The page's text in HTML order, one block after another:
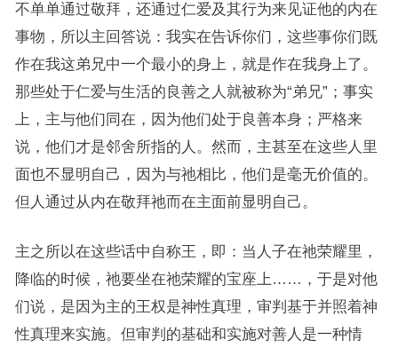
不单单通过敬拜，还通过仁爱及其行为来见证他的内在
事物，所以主回答说：我实在告诉你们，这些事你们既
作在我这弟兄中一个最小的身上，就是作在我身上了。
那些处于仁爱与生活的良善之人就被称为“弟兄”；事实
上，主与他们同在，因为他们处于良善本身；严格来
说，他们才是邻舍所指的人。然而，主甚至在这些人里
面也不显明自己，因为与祂相比，他们是毫无价值的。
但人通过从内在敬拜祂而在主面前显明自己。
主之所以在这些话中自称王，即：当人子在祂荣耀里，
降临的时候，祂要坐在祂荣耀的宝座上……，于是对他
们说，是因为主的王权是神性真理，审判基于并照着神
性真理来实施。但审判的基础和实施对善人是一种情